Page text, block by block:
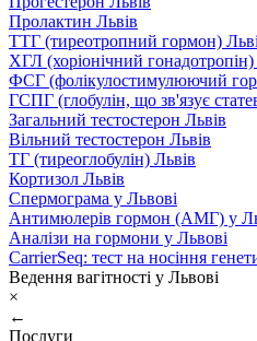
Пролактин Львів
ТТГ (тиреотропний гормон)
ХГЛ (хоріонічний гонадотропін)
ФСГ (фолікулостимулюючий
ГСПГ (глобулін, що зв'язує
Загальний тестостерон Львів
Вільний тестостерон Львів
ТГ (тиреоглобулін) Львів
Кортизол Львів
Спермограма у Львові
Антимюлерів гормон (АМГ) у
Аналізи на гормони у Львові
CarrierSeq: тест на носіння
Ведення вагітності у Львові
×
←
Послуги